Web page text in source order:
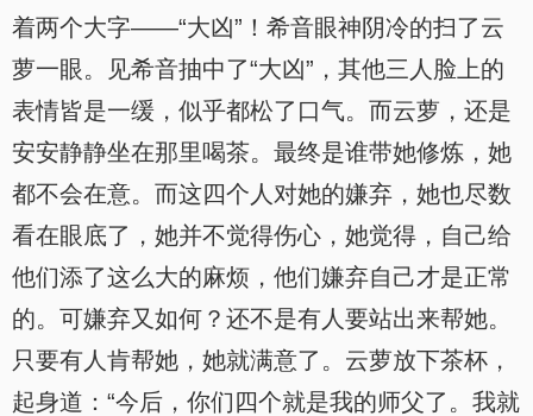
着两个大字——“大凶”！希音眼神阴冷的扫了云
萝一眼。见希音抽中了“大凶”，其他三人脸上的
表情皆是一缓，似乎都松了口气。而云萝，还是
安安静静坐在那里喝茶。最终是谁带她修炼，她
都不会在意。而这四个人对她的嫌弃，她也尽数
看在眼底了，她并不觉得伤心，她觉得，自己给
他们添了这么大的麻烦，他们嫌弃自己才是正常
的。可嫌弃又如何？还不是有人要站出来帮她。
只要有人肯帮她，她就满意了。云萝放下茶杯，
起身道：“今后，你们四个就是我的师父了。我就